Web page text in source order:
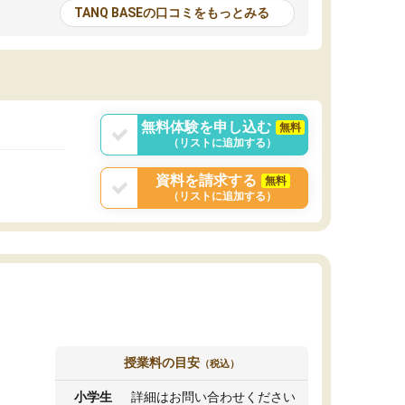
る機会が増えたり
試験対策の面接練
と伝えることもで
が多いので、その子達に感化されて自分も『も
っと何かに取り組んでみよう』と思えます。
はたらく部はオンラインなので、色々な場所の
TANQ BASEの口コミをもっとみる
無料体験を申し込む
無料
（リストに追加する）
資料を請求する
無料
（リストに追加する）
授業料の目安 （税込）
小学生 詳細はお問い合わせください